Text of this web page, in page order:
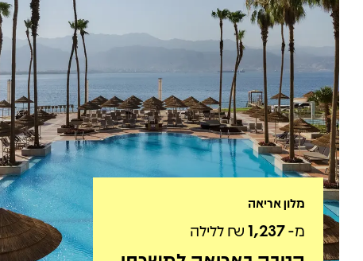
מלון אריאה
מ-1,237₪ ללילה